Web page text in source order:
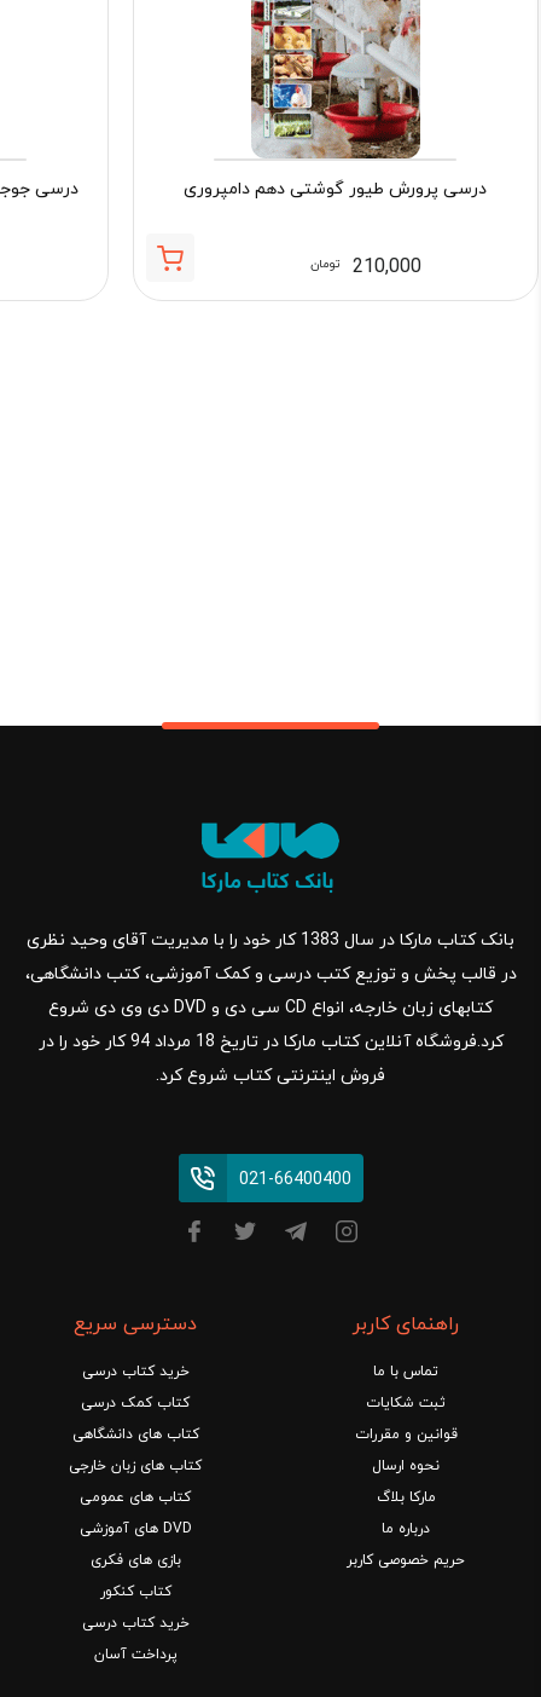
درسی پرورش طیور گوشتی دهم دامپروری
210,000 تومان
درسی
بانک کتاب مارکا در سال 1383 کار خود را با مدیریت آقای وحید نظری
در قالب پخش و توزیع کتب درسی و کمک آموزشی، کتب دانشگاهی،
کتابهای زبان خارجه، انواع CD سی دی و DVD دی وی دی شروع
کرد.فروشگاه آنلاین کتاب مارکا در تاریخ 18 مرداد 94 کار خود را در
فروش اینترنتی کتاب شروع کرد.
021-66400400
راهنمای کاربر
تماس با ما
ثبت شکایات
قوانین و مقررات
نحوه ارسال
مارکا بلاگ
درباره ما
حریم خصوصی کاربر
دسترسی سریع
خرید کتاب درسی
کتاب کمک درسی
کتاب های دانشگاهی
کتاب های زبان خارجی
کتاب های عمومی
DVD های آموزشی
بازی های فکری
کتاب کنکور
خرید کتاب درسی
پرداخت آسان